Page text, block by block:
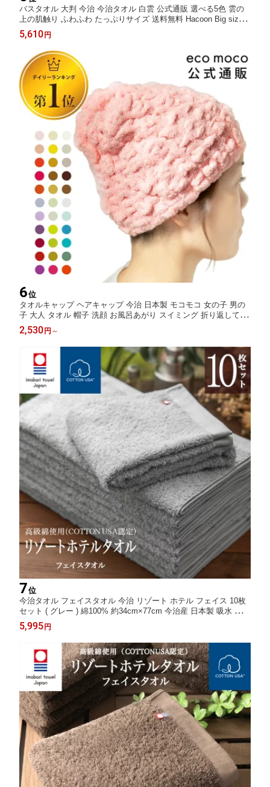
バスタオル 大判 今治 今治タオル 白雲 公式通販 選べる5色 雲の
上の肌触り ふわふわ たっぷりサイズ 送料無料 Hacoon Big size B
ath Towel 日本製 大きめ 大判バスタオル 大判タオル ワイド サイ
ズ ギフト タオルギフト お祝い お返し 内祝い
5,610 円
6位
タオルキャップ ヘアキャップ 今治 日本製 モコモコ 女の子 男の
子 大人 タオル 帽子 洗顔 お風呂あがり スイミング 折り返して 子
供 プール ふっくら柔らか タオル キャップ (無撚糸) Towel Cap ス
イミング (ネコポス1枚まで)
2,530 円 ～
7位
今治タオル フェイスタオル 今治 リゾート ホテル フェイス 10枚
セット ( グレー ) 綿100% 約34cm×77cm 今治産 日本製 吸水 速乾
部屋干し 室内干し 浴室乾燥 すぐ乾く 柔らかい 毎日使い 軽量 国
産 ベビー まとめ買い 福袋 楽天 サプライズデー
5,995 円